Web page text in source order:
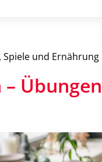
Spiele und Ernährung